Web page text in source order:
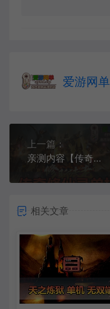
爱游网单
上一篇：
亲测内容【传奇修仙录】特色三职业传奇单机版 免虚拟机一键端 GM后台可改元宝金币等级等耐玩微变
相关文章